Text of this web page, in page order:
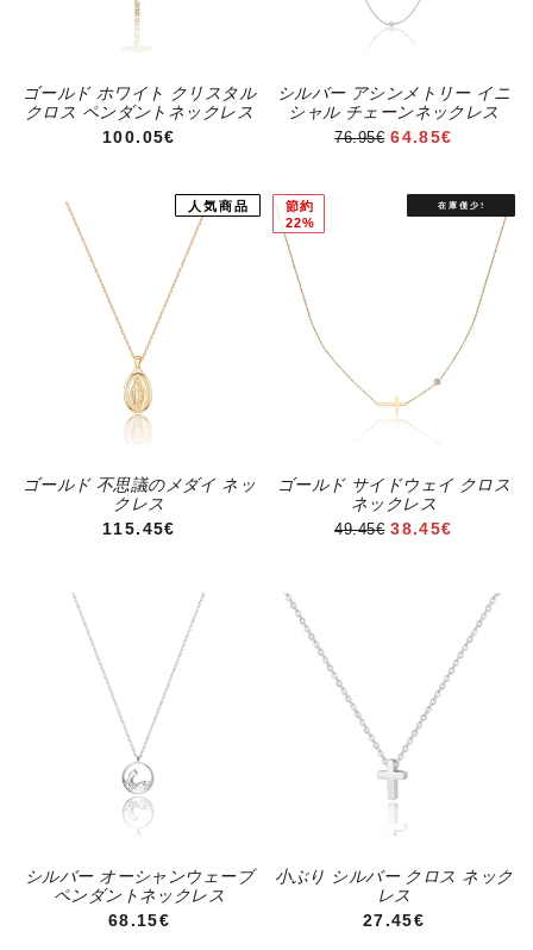
ゴールド ホワイト クリスタル
クロス ペンダントネックレス
通常価格
100.05€
シルバー アシンメトリー イニ
シャル チェーンネックレス
76.95€ セール価格
64.85€
人気商品
ゴールド 不思議のメダイ ネッ
クレス
通常価格
115.45€
節約
22%
ゴールド サイドウェイ クロス
ネックレス
49.45€ セール価格
38.45€
シルバー オーシャンウェーブ
ペンダントネックレス
通常価格
68.15€
小ぶり シルバー クロス ネック
レス
通常価格
27.45€